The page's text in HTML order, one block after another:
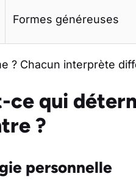
Formes généreuses
? Chacun interprète
ce qui
?
personnelle